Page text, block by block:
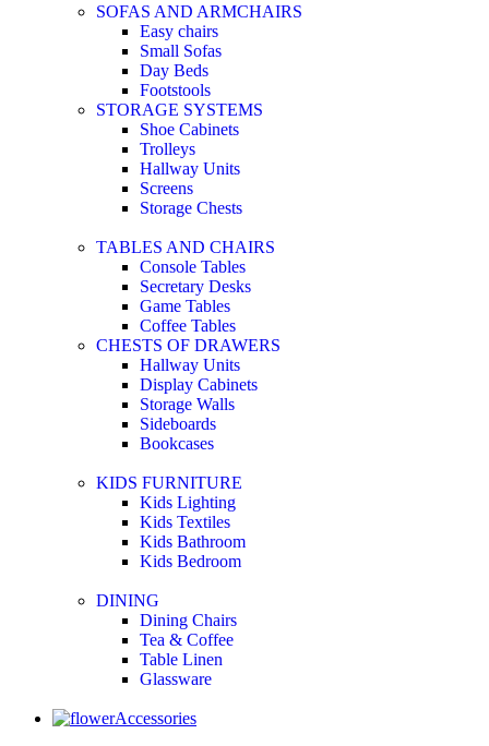
SOFAS AND ARMCHAIRS
Easy chairs
Small Sofas
Day Beds
Footstools
STORAGE SYSTEMS
Shoe Cabinets
Trolleys
Hallway Units
Screens
Storage Chests
TABLES AND CHAIRS
Console Tables
Secretary Desks
Game Tables
Coffee Tables
CHESTS OF DRAWERS
Hallway Units
Display Cabinets
Storage Walls
Sideboards
Bookcases
KIDS FURNITURE
Kids Lighting
Kids Textiles
Kids Bathroom
Kids Bedroom
DINING
Dining Chairs
Tea & Coffee
Table Linen
Glassware
Accessories